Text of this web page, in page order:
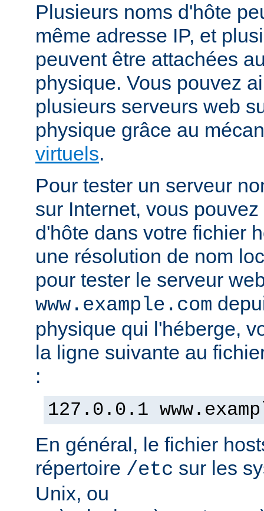
Plusieurs noms d'hôte
même adresse IP, et
peuvent être attachées
physique. Vous pouvez
plusieurs serveurs web
physique grâce au
virtuels.
Pour tester un serveur
sur Internet, vous
d'hôte dans votre fichier
une résolution de nom
pour tester le serveur
www.example.com
physique qui l'héberge,
la ligne suivante au
:
127.0.0.1
En général, le fichier
répertoire /etc sur les
Unix, ou